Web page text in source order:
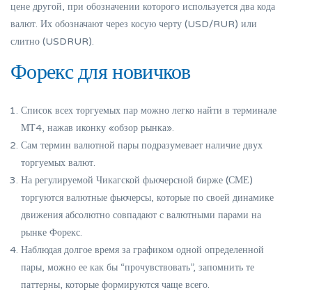
цене другой, при обозначении которого используется два кода
валют. Их обозначают через косую черту (USD/RUR) или
слитно (USDRUR).
Форекс для новичков
Список всех торгуемых пар можно легко найти в терминале
МТ4, нажав иконку «обзор рынка».
Сам термин валютной пары подразумевает наличие двух
торгуемых валют.
На регулируемой Чикагской фьючерсной бирже (СМЕ)
торгуются валютные фьючерсы, которые по своей динамике
движения абсолютно совпадают с валютными парами на
рынке Форекс.
Наблюдая долгое время за графиком одной определенной
пары, можно ее как бы “прочувствовать”, запомнить те
паттерны, которые формируются чаще всего.